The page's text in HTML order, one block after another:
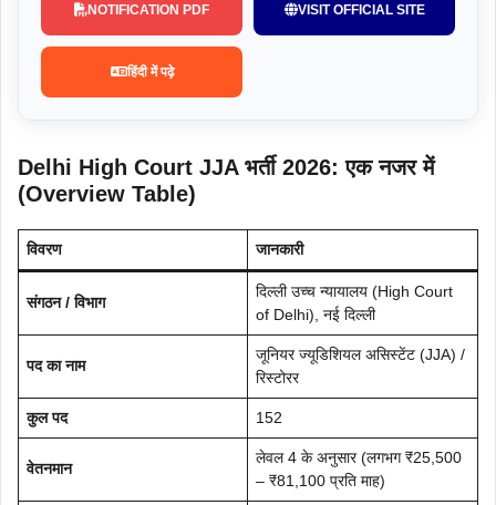
NOTIFICATION PDF VISIT OFFICIAL SITE
हिंदी में पढ़े
Delhi High Court JJA भर्ती 2026: एक नजर में
(Overview Table)
विवरण जानकारी
संगठन / विभाग
दिल्ली उच्च न्यायालय (High Court
of Delhi), नई दिल्ली
पद का नाम
जूनियर ज्यूडिशियल असिस्टेंट (JJA) /
रिस्टोरर
कुल पद 152
वेतनमान
लेवल 4 के अनुसार (लगभग ₹25,500
– ₹81,100 प्रति माह)